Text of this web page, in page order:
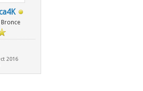
Bronce
2016